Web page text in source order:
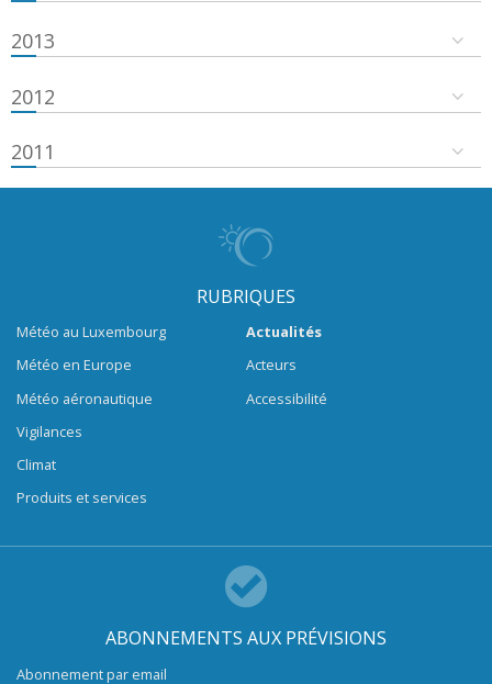
2013
2012
2011
RUBRIQUES
Météo au Luxembourg
Météo en Europe
Météo aéronautique
Vigilances
Climat
Produits et services
Actualités
Acteurs
Accessibilité
ABONNEMENTS AUX PRÉVISIONS
Abonnement par email